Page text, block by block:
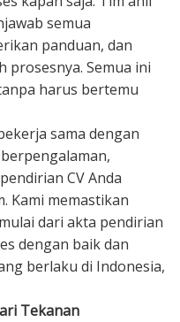
semua
panduan, dan
prosesnya. Semua ini
harus bertemu
sama dengan
CV Anda
Kami memastikan
dari akta pendirian
dengan baik dan
berlaku di Indonesia,
Tekanan